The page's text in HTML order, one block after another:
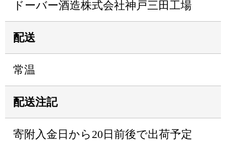
ドーバー酒造株式会社神戸三田工場
配送
常温
配送注記
寄附入金日から20日前後で出荷予定